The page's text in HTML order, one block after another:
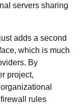
servers sharing
adds a second
which is much
By
project,
rules